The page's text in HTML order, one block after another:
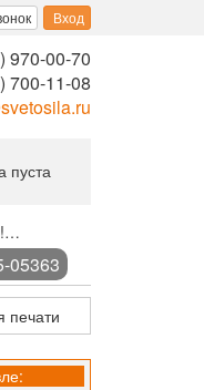
Вход
970-00-70
700-11-08
пуста
05363
печати